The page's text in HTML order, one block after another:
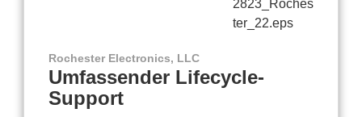
Rochester Electronics, LLC
Umfassender Lifecycle-
Support